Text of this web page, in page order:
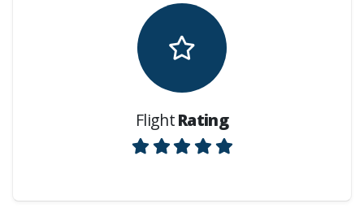
FlightRating